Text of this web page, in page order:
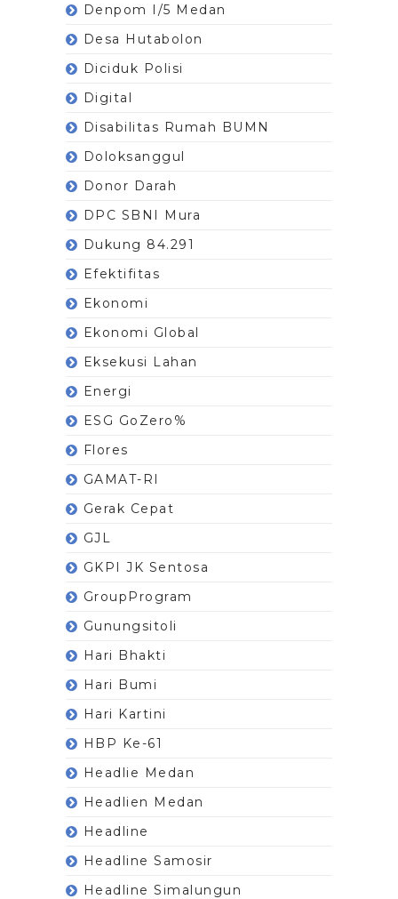
Denpom I/5 Medan
Desa Hutabolon
Diciduk Polisi
Digital
Disabilitas Rumah BUMN
Doloksanggul
Donor Darah
DPC SBNI Mura
Dukung 84.291
Efektifitas
Ekonomi
Ekonomi Global
Eksekusi Lahan
Energi
ESG GoZero%
Flores
GAMAT-RI
Gerak Cepat
GJL
GKPI JK Sentosa
GroupProgram
Gunungsitoli
Hari Bhakti
Hari Bumi
Hari Kartini
HBP Ke-61
Headlie Medan
Headlien Medan
Headline
Headline Samosir
Headline Simalungun